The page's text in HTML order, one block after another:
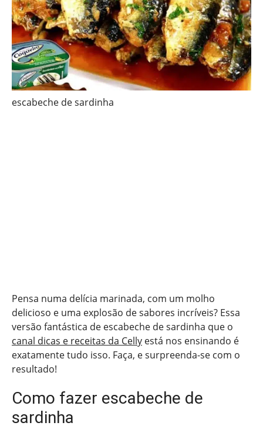
escabeche de sardinha
Pensa numa delícia marinada, com um molho
delicioso e uma explosão de sabores incríveis? Essa
versão fantástica de escabeche de sardinha que o
canal dicas e receitas da Celly está nos ensinando é
exatamente tudo isso. Faça, e surpreenda-se com o
resultado!
Como fazer escabeche de
sardinha